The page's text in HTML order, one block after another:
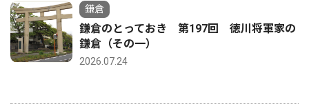
鎌倉
鎌倉のとっておき 第197回 徳川将軍家の
鎌倉（その一）
2026.07.24